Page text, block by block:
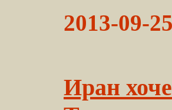
2013-09-25
Иран